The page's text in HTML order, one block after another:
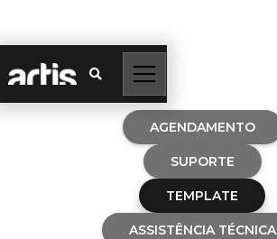

AGENDAMENTO
SUPORTE
TEMPLATE
ASSISTÊNCIA TÉCNICA